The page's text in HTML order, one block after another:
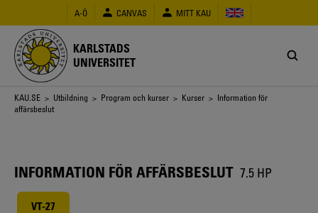
huvudinnehåll
A-Ö CANVAS MITT KAU
KARLSTADS
UNIVERSITET
Länkstig
KAU.SE > Utbildning > Program och kurser > Kurser > Information för
affärsbeslut
INFORMATION FÖR AFFÄRSBESLUT 7.5 HP
VT-27